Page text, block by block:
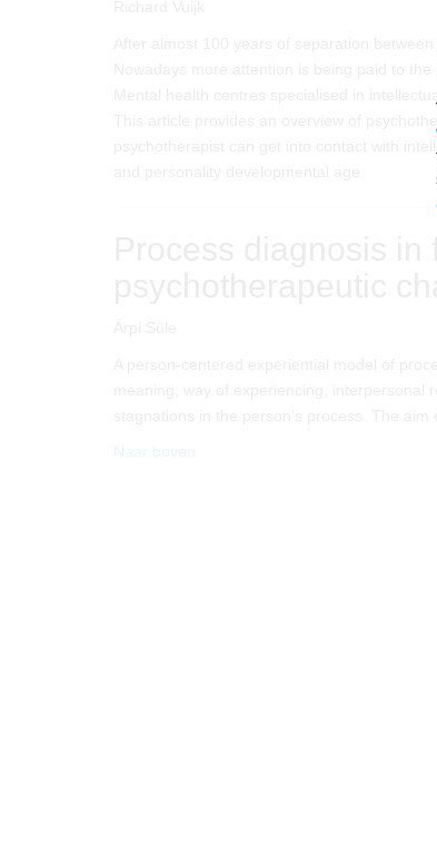
Nowadays more attention is being paid to
This article provides an overview of
psychotherapist can get into contact with
Process diagnosis
Naar boven